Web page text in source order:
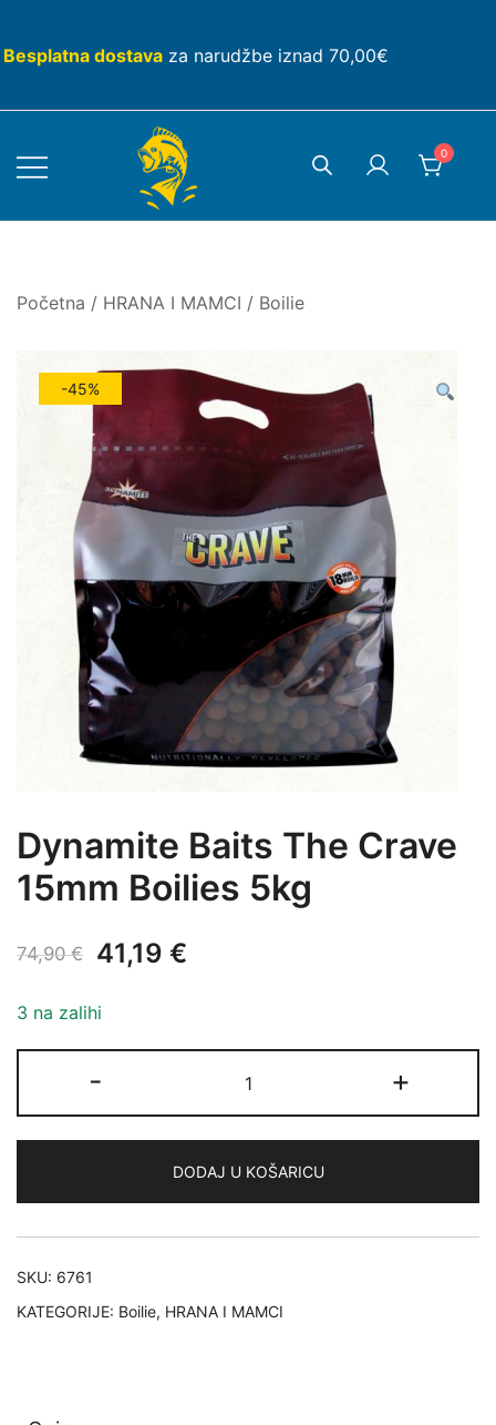
content
Besplatna dostava za narudžbe iznad 70,00€
0
Početna / HRANA I MAMCI / Boilie
-45%
Dynamite Baits The Crave
15mm Boilies 5kg
74,90€
Izvorna
bila
je:
41,19 €
je:
41,19 €.
3 na zalihi
-
Baits
The
15mm
Boilies
5kg
+
DODAJ U KOŠARICU
SKU: 6761
KATEGORIJE: Boilie, HRANA I MAMCI